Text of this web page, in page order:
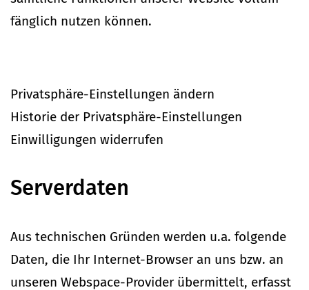
fänglich nutzen können.
Pri­vat­sphäre-Ein­stel­lungen ändern
His­torie der Pri­vat­sphäre-Ein­stel­lungen
Ein­wil­li­gungen wider­rufen
Ser­ver­daten
Aus tech­ni­schen Gründen werden u.a. fol­gende
Daten, die Ihr Internet-Browser an uns bzw. an
unseren Web­space-Pro­vider über­mittelt, erfasst